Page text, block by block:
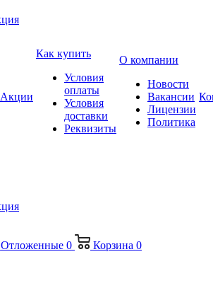
Акции
Как купить
Условия
оплаты
Условия
доставки
Реквизиты
О компании
Новости
Вакансии
Лицензии
Политика
Отложенные 0 Корзина 0